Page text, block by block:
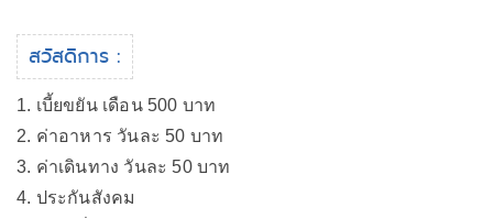
สวัสดิการ :
1. เบี้ยขยัน เดือน 500 บาท
2. ค่าอาหาร วันละ 50 บาท
3. ค่าเดินทาง วันละ 50 บาท
4. ประกันสังคม